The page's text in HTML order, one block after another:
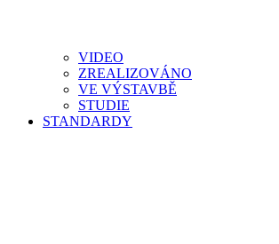
VIDEO
ZREALIZOVÁNO
VE VÝSTAVBĚ
STUDIE
STANDARDY